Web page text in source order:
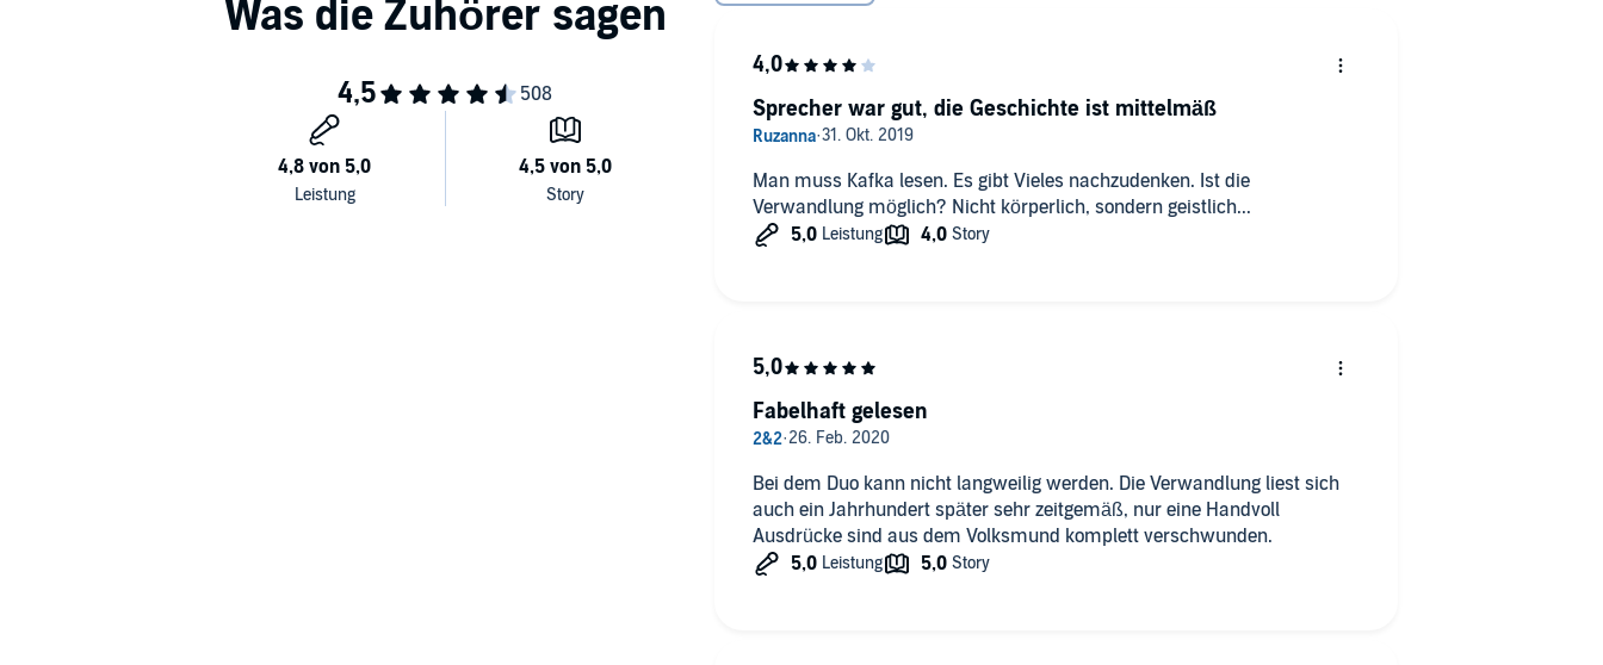
Man muss Kafka lesen. Es gibt Vieles nachzudenken. Ist die
Verwandlung möglich? Nicht körperlich, sondern geistlich...
Sprecher war gut, die Geschichte ist mittelmäß
Bei dem Duo kann nicht langweilig werden. Die Verwandlung liest sich
auch ein Jahrhundert später sehr zeitgemäß, nur eine Handvoll
Ausdrücke sind aus dem Volksmund komplett verschwunden.
Fabelhaft gelesen